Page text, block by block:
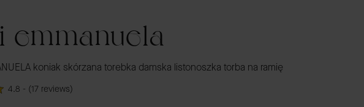
emmanuela
koniak skórzana torebka damska listonoszka torba na ramię
4.8 - (17 reviews)